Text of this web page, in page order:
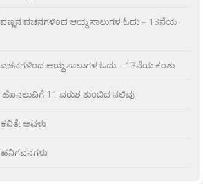
ವಚನಗಳಿಂದ ಆಯ್ದ ಸಾಲುಗಳ ಓದು – 13ನೆಯ
ಆಯ್ದ ಸಾಲುಗಳ ಓದು – 13ನೆಯ ಕಂತು
ಹೊನಲುವಿಗೆ 11 ವರುಶ ತುಂಬಿದ ನಲಿವು
ಕವಿತೆ: ಅವಳು
ಹನಿಗವನಗಳು